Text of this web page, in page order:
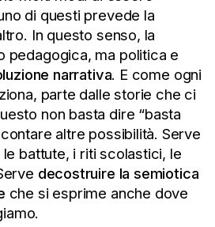
di questi prevede la
In questo senso, la
pedagogica, ma politica e
narrativa. E come ogni
parte dalle storie che ci
non basta dire “basta
altre possibilità. Serve
battute, i riti scolastici, le
decostruire la semiotica
che si esprime anche dove